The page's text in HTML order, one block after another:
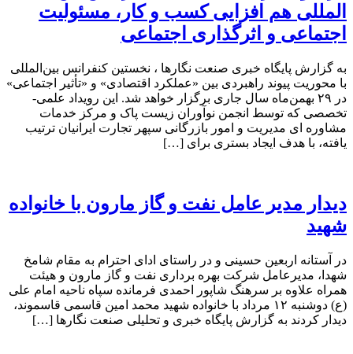
المللی هم افزایی کسب و کار، مسئولیت
اجتماعی و اثرگذاری اجتماعی
به گزارش پایگاه خبری صنعت نگارها ، نخستین کنفرانس بین‌المللی
با محوریت پیوند راهبردی بین «عملکرد اقتصادی» و «تأثیر اجتماعی»
در ۲۹ بهمن‌ماه سال جاری برگزار خواهد شد. این رویداد علمی-
تخصصی که توسط انجمن نوآوران زیست پاک و مرکز خدمات
مشاوره ای مدیریت و امور بازرگانی سپهر تجارت ایرانیان ترتیب
یافته، با هدف ایجاد بستری برای […]
دیدار مدیر عامل نفت و گاز مارون با خانواده
شهید
در آستانه اربعین حسینی و در راستای ادای احترام به مقام شامخ
شهدا، مدیرعامل شرکت بهره برداری نفت و گاز مارون و هیئت
همراه علاوه بر سرهنگ شاپور احمدی فرمانده سپاه ناحیه امام علی
(ع) دوشنبه ۱۲ مرداد با خانواده شهید محمد امین قاسمی قاسموند،
دیدار کردند به گزارش پایگاه خبری و تحلیلی صنعت نگارها […]